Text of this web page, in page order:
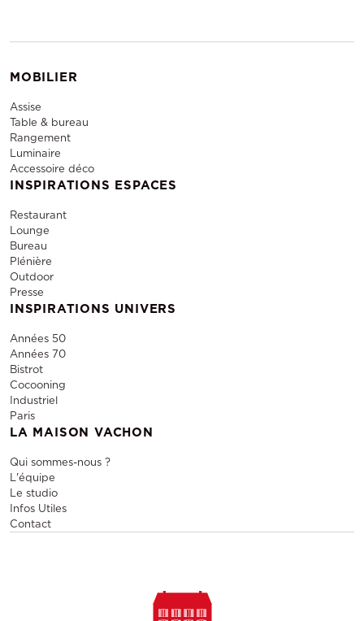
MOBILIER
Assise
Table & bureau
Rangement
Luminaire
Accessoire déco
INSPIRATIONS ESPACES
Restaurant
Lounge
Bureau
Plénière
Outdoor
Presse
INSPIRATIONS UNIVERS
Années 50
Années 70
Bistrot
Cocooning
Industriel
Paris
LA MAISON VACHON
Qui sommes-nous ?
L'équipe
Le studio
Infos Utiles
Contact